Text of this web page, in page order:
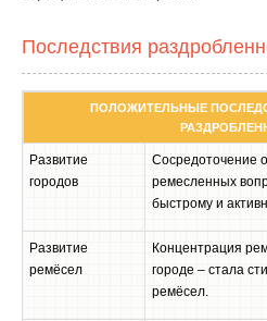
Последствия
ПОЛОЖИТЕЛЬНЫЕ
Развитие
городов
Сосредоточение
ремесленных
быстрому и
Развитие
ремёсел
Концентрация
городе – стала
ремёсел.